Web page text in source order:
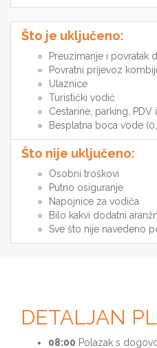
Što je uključeno:
Preuzimanje i povratak
Povratni prijevoz
Ulaznice
Turistički vodič
Cestarine, parking,
Besplatna boca vode
Što nije uključeno:
Osobni troškovi
Putno osiguranje
Napojnice za vodiča
Bilo kakvi dodatni
Sve što nije navedeno
DETALJAN
08:00 Polazak s